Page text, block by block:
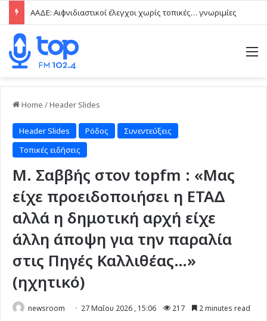
ΑΑΔΕ: Αιφνιδιαστικοί έλεγχοι χωρίς τοπικές… γνωριμίες
Home /Header Slides
Header Slides Ρόδος
Συνεντεύξεις
Τοπικές ειδήσεις
M. Σαββής στον topfm : «Μας
είχε προειδοποιήσει η ΕΤΑΔ
αλλά η δημοτική αρχή είχε
άλλη άποψη για την παραλία
στις Πηγές Καλλιθέας…»
(ηχητικό)
newsroom 27 Μαΐου 2026 , 15:06 217 2 minutes read